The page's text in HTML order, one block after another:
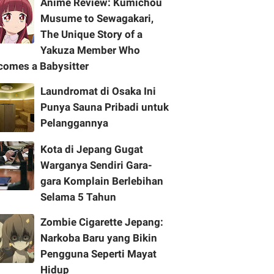
Anime Review: Kumichou
Musume to Sewagakari,
The Unique Story of a
Yakuza Member Who
a Babysitter
Laundromat di Osaka Ini
Punya Sauna Pribadi untuk
Pelanggannya
Kota di Jepang Gugat
Warganya Sendiri Gara-
gara Komplain Berlebihan
Selama 5 Tahun
Zombie Cigarette Jepang:
Narkoba Baru yang Bikin
Pengguna Seperti Mayat
Hidup